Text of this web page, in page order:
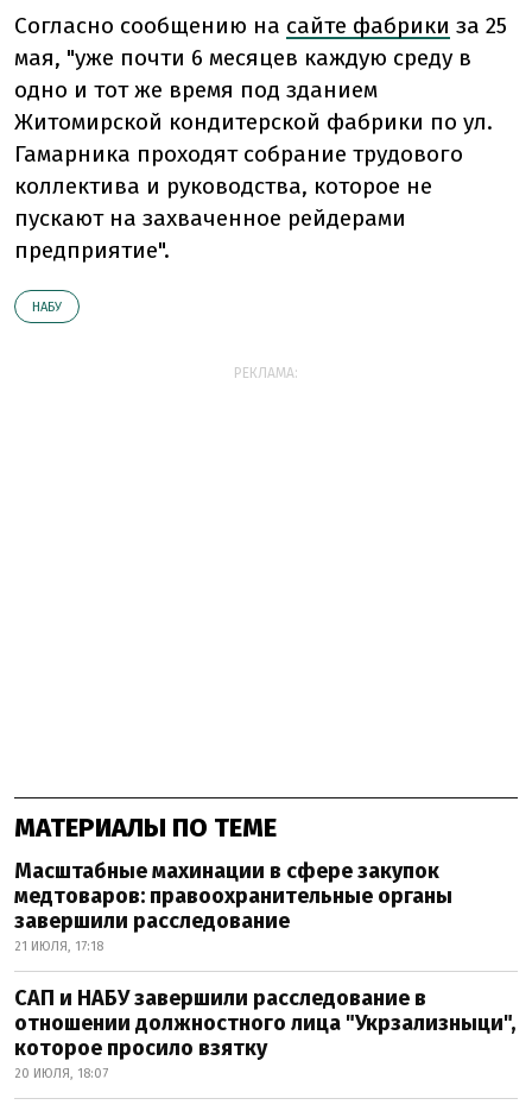
Согласно сообщению на сайте фабрики за 25
мая, "уже почти 6 месяцев каждую среду в
одно и тот же время под зданием
Житомирской кондитерской фабрики по ул.
Гамарника проходят собрание трудового
коллектива и руководства, которое не
пускают на захваченное рейдерами
предприятие".
НАБУ
РЕКЛАМА:
МАТЕРИАЛЫ ПО ТЕМЕ
Масштабные махинации в сфере закупок
медтоваров: правоохранительные органы
завершили расследование
21 ИЮЛЯ, 17:18
САП и НАБУ завершили расследование в
отношении должностного лица "Укрзализныци",
которое просило взятку
20 ИЮЛЯ, 18:07